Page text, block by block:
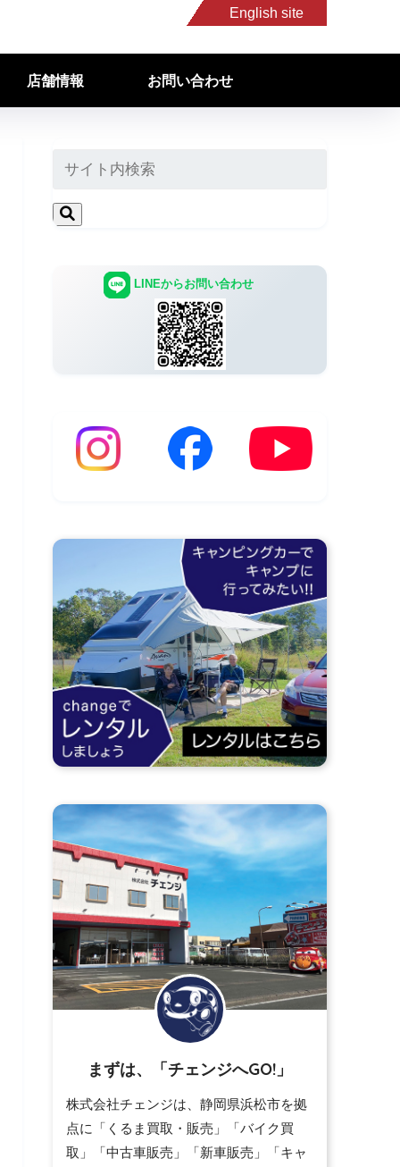
English site
店舗情報 お問い合わせ
LINEからお問い合わせ
まずは、「チェンジへGO!」
株式会社チェンジは、静岡県浜松市を拠
点に「くるま買取・販売」「バイク買
取」「中古車販売」「新車販売」「キャ